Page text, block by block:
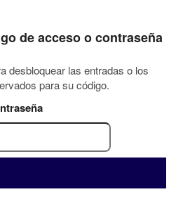
de acceso o contraseña
desbloquear las entradas o los
para su código.